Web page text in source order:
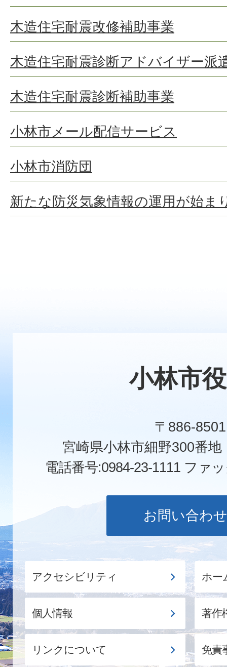
木造住宅耐震改修補助事業
木造住宅耐震診断アドバイザー派
木造住宅耐震診断補助事業
小林市メール配信サービス
小林市消防団
新たな防災気象情報の運用が始ま
小林市
〒886-8501
宮崎県小林市細野300番
電話番号:0984-23-1111 ファ
お問い合わせ
アクセシビリティ ホー
個人情報 著作
リンクについて 免責